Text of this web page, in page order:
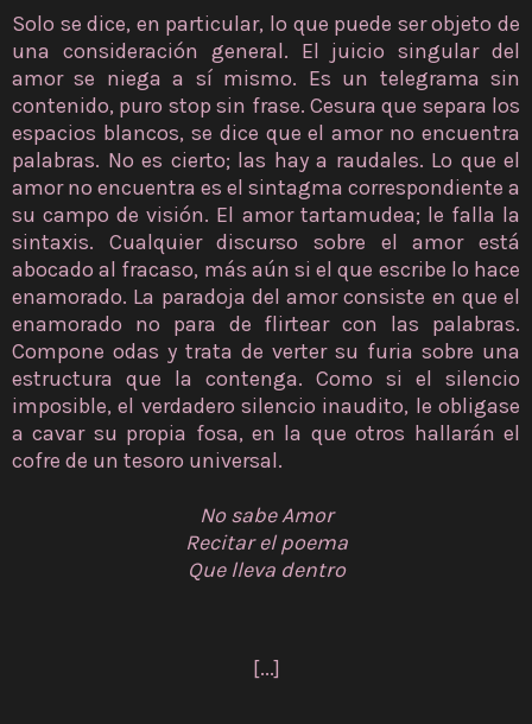
Solo se dice, en particular, lo que puede ser objeto de
una consideración general. El juicio singular del
amor se niega a sí mismo. Es un telegrama sin
contenido, puro stop sin frase. Cesura que separa los
espacios blancos, se dice que el amor no encuentra
palabras. No es cierto; las hay a raudales. Lo que el
amor no encuentra es el sintagma correspondiente a
su campo de visión. El amor tartamudea; le falla la
sintaxis. Cualquier discurso sobre el amor está
abocado al fracaso, más aún si el que escribe lo hace
enamorado. La paradoja del amor consiste en que el
enamorado no para de flirtear con las palabras.
Compone odas y trata de verter su furia sobre una
estructura que la contenga. Como si el silencio
imposible, el verdadero silencio inaudito, le obligase
a cavar su propia fosa, en la que otros hallarán el
cofre de un tesoro universal.
No sabe Amor
Recitar el poema
Que lleva dentro
[...]